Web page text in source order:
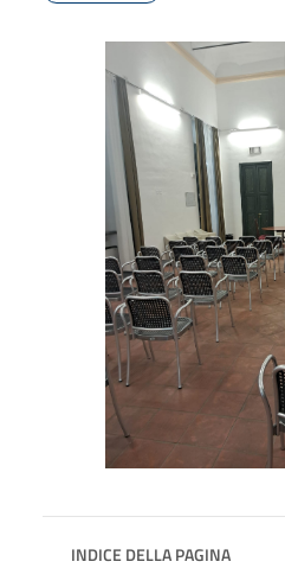
INDICE DELLA PAGINA